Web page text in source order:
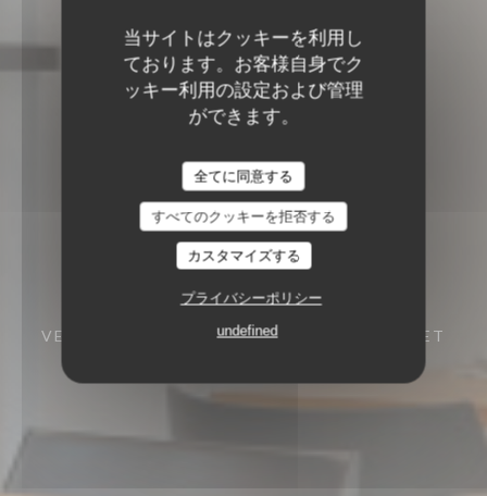
当サイトはクッキーを利用し
ております。お客様自身でク
ッキー利用の設定および管理
ができます。
全てに同意する
すべてのクッキーを拒否する
カスタマイズする
プライバシーポリシー
undefined
VENTE À EMPORTER
62A RUE DU LAZARET